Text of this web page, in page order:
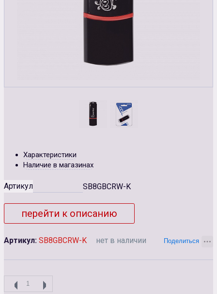
Характеристики
Наличие в магазинах
Артикул SB8GBCRW-K
перейти к описанию
Артикул: SB8GBCRW-K нет в наличии